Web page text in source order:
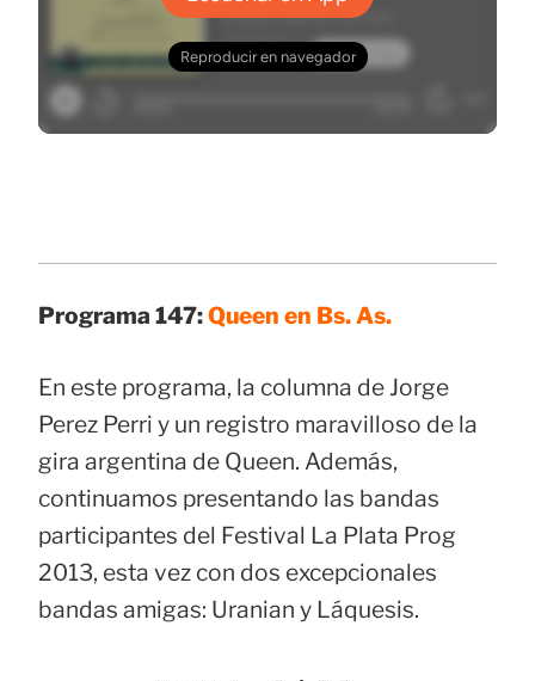
Programa 147:Queen en Bs. As.
En este programa, la columna de Jorge
Perez Perri y un registro maravilloso de la
gira argentina de Queen. Además,
continuamos presentando las bandas
participantes del Festival La Plata Prog
2013, esta vez con dos excepcionales
bandas amigas: Uranian y Láquesis.